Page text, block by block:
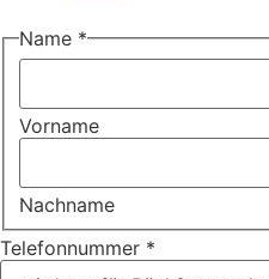
Name *
Vorname
Nachname
Telefonnummer *